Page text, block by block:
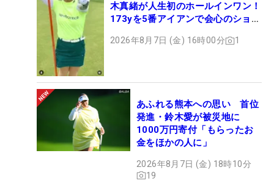
木真緒が人生初のホールインワン！
173yを5番アイアンで会心のショッ
2026年8月7日 (金) 16時00分 1
あふれる熊本への思い 首位
発進・鈴木愛が被災地に
1000万円寄付「もらったお
金をほかの人に」
2026年8月7日 (金) 18時10分
19